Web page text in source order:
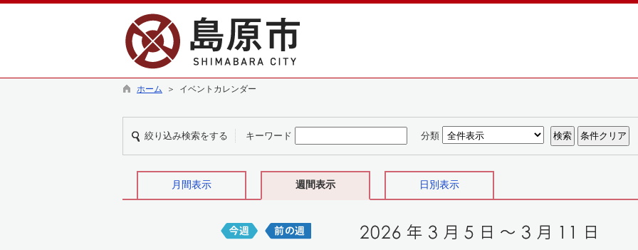
ホーム ＞ イベントカレンダー
絞り込み検索をする キーワード 分類
月間表示 週間表示 日別表示